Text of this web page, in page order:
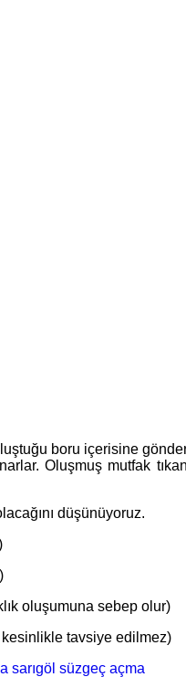
boru içerisine
Oluşmuş mutfak
düşünüyoruz.
oluşumuna sebep olur)
kesinlikle tavsiye edilmez)
sarıgöl süzgeç açma